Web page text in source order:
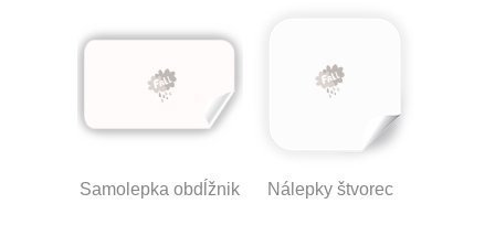
Samolepka obdĺžnik Nálepky štvorec